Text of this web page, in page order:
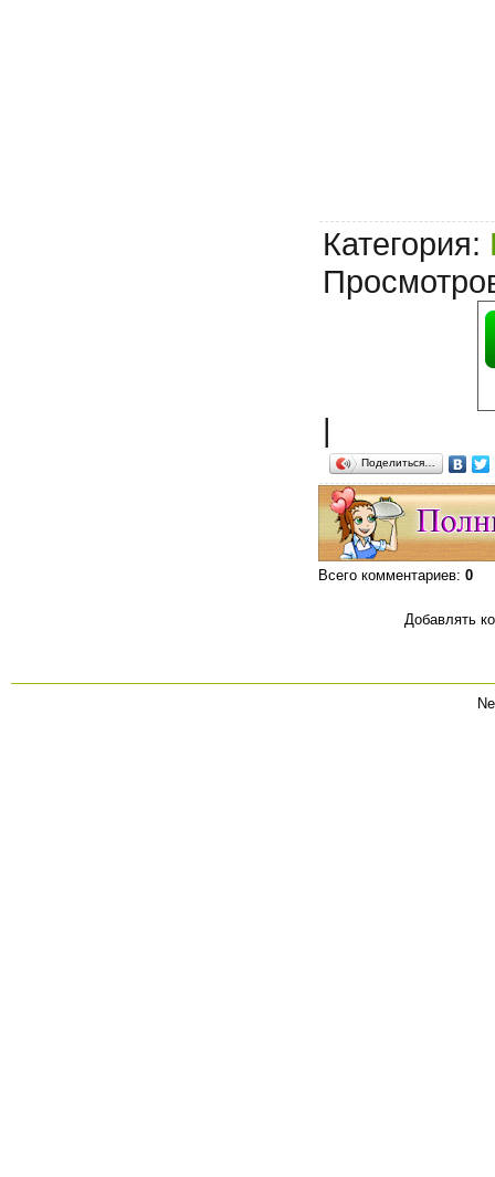
Категория:
|
Поделиться…
Всего комментариев: 0
Добавлять